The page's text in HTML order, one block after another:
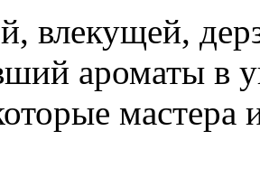
влекущей,
ароматы в
мастера